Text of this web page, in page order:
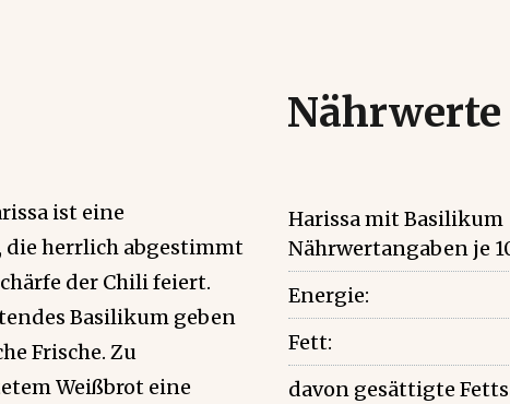
ist eine
die herrlich abgestimmt
der Chili feiert.
Basilikum geben
Frische. Zu
Weißbrot eine
Nährwerte
Harissa mit Basilikum
Nährwertangaben je
Energie:
Fett:
davon gesättigte